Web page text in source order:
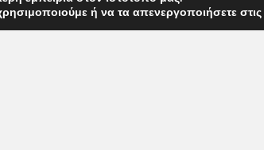
ή να τα απενεργοποιήσετε